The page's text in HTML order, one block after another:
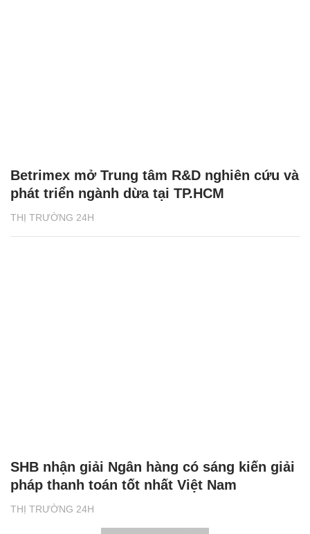
THỊ TRƯỜNG 24H
Betrimex mở Trung tâm R&D nghiên cứu và
phát triển ngành dừa tại TP.HCM
THỊ TRƯỜNG 24H
SHB nhận giải Ngân hàng có sáng kiến giải
pháp thanh toán tốt nhất Việt Nam